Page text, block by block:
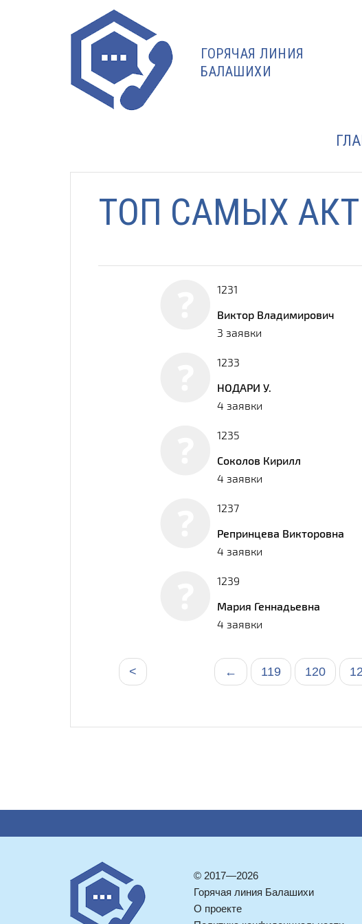
ГОРЯЧАЯ ЛИНИЯ
БАЛАШИХИ
ТОП САМЫХ
1231
Виктор Владимирович
3 заявки
1233
НОДАРИ У.
4 заявки
1235
Соколов Кирилл
4 заявки
1237
Репринцева Викторовна
4 заявки
1239
Мария Геннадьевна
4 заявки
←
< 119 120
© 2017—2026
Горячая линия Балашихи
О проекте